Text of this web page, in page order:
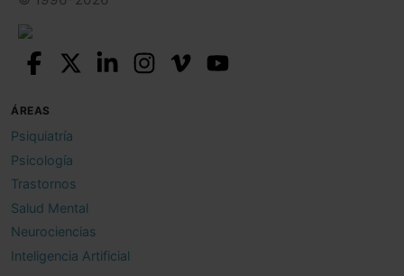
ÁREAS
Psiquiatría
Psicología
Trastornos
Salud Mental
Neurociencias
Inteligencia Artificial